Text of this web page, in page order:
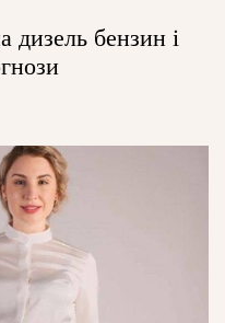
дизель бензин і